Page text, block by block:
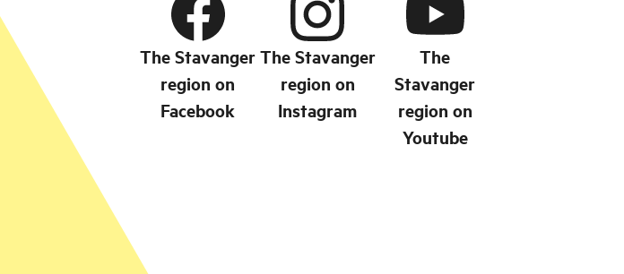
The Stavanger
region on
Facebook
The Stavanger
region on
Instagram
The
Stavanger
region on
Youtube